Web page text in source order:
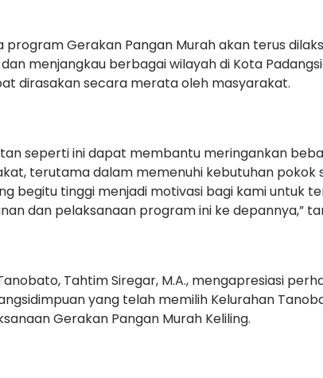
program Gerakan Pangan Murah akan terus
menjangkau berbagai wilayah di Kota
dirasakan secara merata oleh masyarakat.
seperti ini dapat membantu meringankan
terutama dalam memenuhi kebutuhan pokok
begitu tinggi menjadi motivasi bagi kami untuk
dan pelaksanaan program ini ke depannya,”
Tahtim Siregar, M.A., mengapresiasi
yang telah memilih Kelurahan
Gerakan Pangan Murah Keliling.